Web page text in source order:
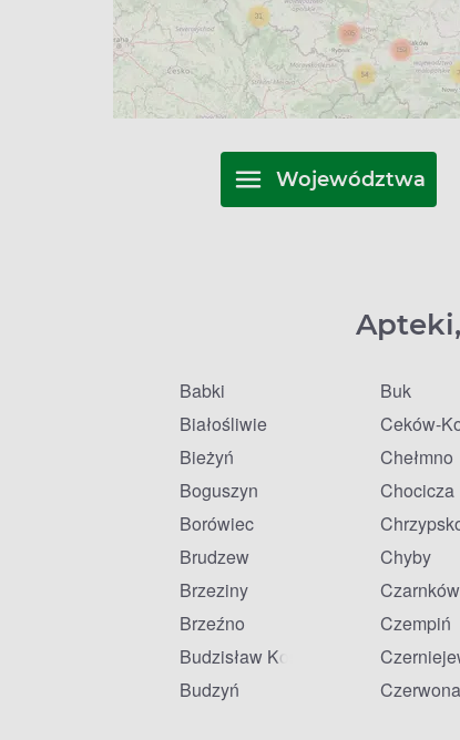
Województwa
Babki
Białośliwie
Bieżyń
Boguszyn
Borówiec
Brudzew
Brzeziny
Brzeźno
Budzisław Kościelny
Budzyń
Buk
Ceków-
Chełmno
Chocicza
Chyby
Czarnków
Czempiń